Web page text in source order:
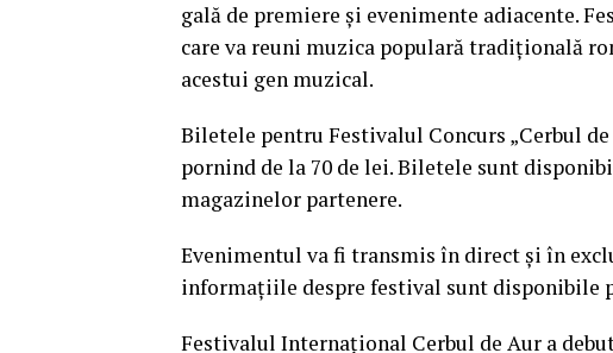
gală de premiere şi evenimente adiacente.
care va reuni muzica populară tradiţională
acestui gen muzical.
Biletele pentru Festivalul Concurs „Cerbul
pornind de la 70 de lei. Biletele sunt
magazinelor partenere.
Evenimentul va fi transmis în direct şi în
informaţiile despre festival sunt disponibile
Festivalul Internaţional Cerbul de Aur a